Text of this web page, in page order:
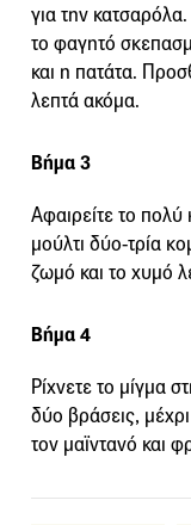
για την
το φαγητό
και η πατάτα.
λεπτά ακόμα.
Βήμα 3
Αφαιρείτε το πολύ
μούλτι δύο-τρία
ζωμό και το χυμό
Βήμα 4
Ρίχνετε το μίγμα
δύο βράσεις,
τον μαϊντανό και